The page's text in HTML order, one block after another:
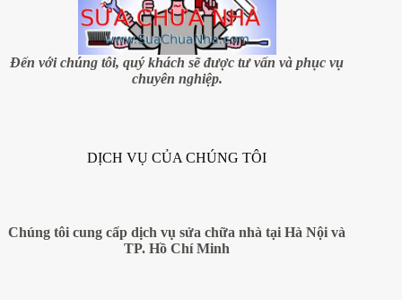
Đến với chúng tôi, quý khách sẽ được tư vấn và phục vụ
chuyên nghiệp.
DỊCH VỤ CỦA CHÚNG TÔI
Chúng tôi cung cấp dịch vụ sửa chữa nhà tại Hà Nội và
TP. Hồ Chí Minh